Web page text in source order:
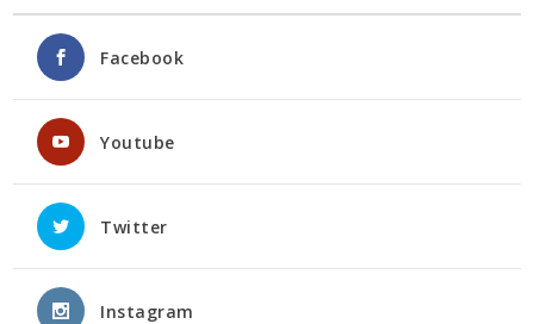
Facebook
Youtube
Twitter
Instagram